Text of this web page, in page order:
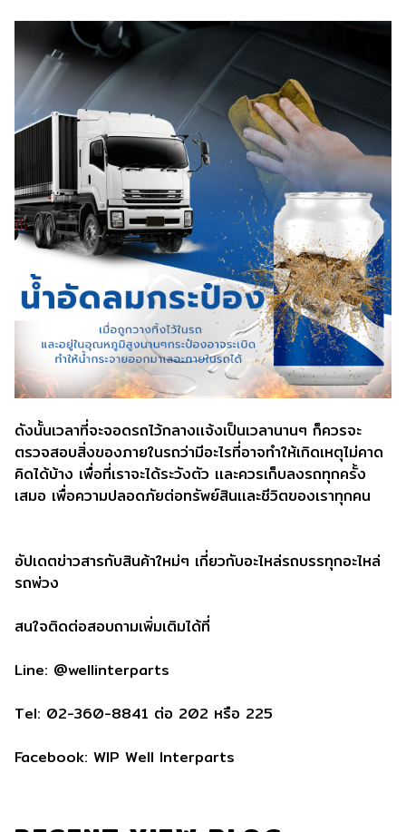
ดังนั้นเวลาที่จะจอดรถไว้กลางเเจ้งเป็นเวลานานๆ ก็ควรจะ
ตรวจสอบสิ่งของภายในรถว่ามีอะไรที่อาจทำให้เกิดเหตุไม่คาด
คิดได้บ้าง เพื่อที่เราจะได้ระวังตัว เเละควรเก็บลงรถทุกครั้ง
เสมอ เพื่อความปลอดภัยต่อทรัพย์สินเเละชีวิตของเราทุกคน
อัปเดตข่าวสารกับสินค้าใหม่ๆ เกี่ยวกับอะไหล่รถบรรทุกอะไหล่
รถพ่วง
สนใจติดต่อสอบถามเพิ่มเติมได้ที่
Line: @wellinterparts
Tel: 02-360-8841 ต่อ 202 หรือ 225
Facebook: WIP Well Interparts